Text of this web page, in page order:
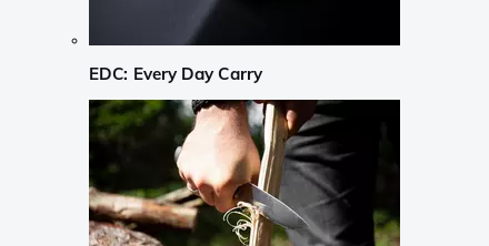
EDC: Every Day Carry